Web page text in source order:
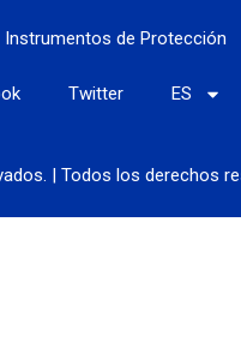
Instrumentos de Protección
Twitter ES
| Todos los derechos